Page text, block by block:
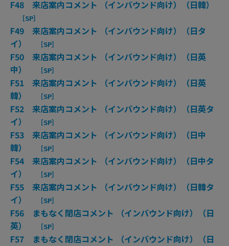
F48 来店案内コメント （インバウンド向け）（日韓）
［SP］
F49 来店案内コメント （インバウンド向け）（日タ
イ）
［SP］
F50 来店案内コメント （インバウンド向け）（日英
中）
［SP］
F51 来店案内コメント （インバウンド向け）（日英
韓）
［SP］
F52 来店案内コメント （インバウンド向け）（日英タ
イ）
［SP］
F53 来店案内コメント （インバウンド向け）（日中
韓）
［SP］
F54 来店案内コメント （インバウンド向け）（日中タ
イ）
［SP］
F55 来店案内コメント （インバウンド向け）（日韓タ
イ）
［SP］
F56 まもなく閉店コメント （インバウンド向け）（日
英）
［SP］
F57 まもなく閉店コメント （インバウンド向け）（日